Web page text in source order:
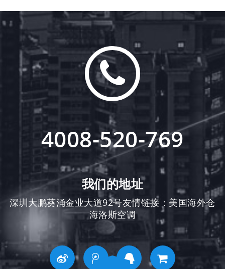
4008-520-769
我们的地址
深圳大鹏葵涌金业大道92号友情链接： 美国海外仓
海洛斯空调